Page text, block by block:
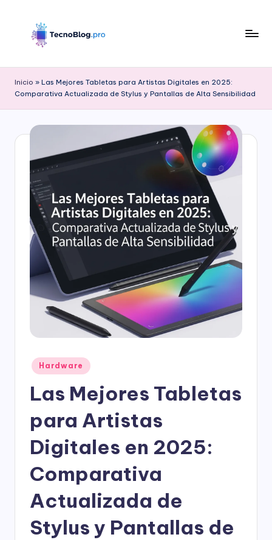
l
o
T
o
Inicio » Las Mejores Tabletas para Artistas Digitales en 2025:
Comparativa Actualizada de Stylus y Pantallas de Alta Sensibilidad
Publicado
en
Hardware
Las Mejores Tabletas
para Artistas
Digitales en 2025:
Comparativa
Actualizada de
Stylus y Pantallas de